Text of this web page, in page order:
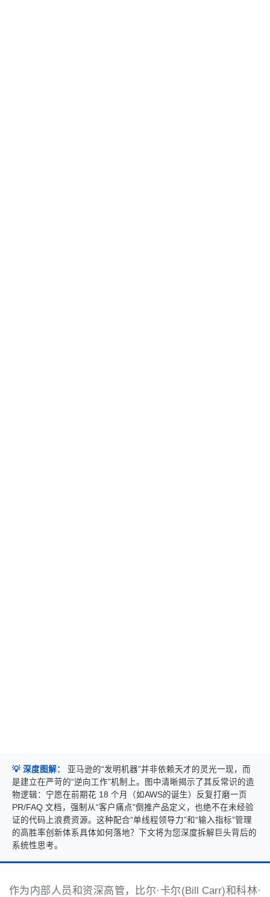
💡 深度图解：
亚马逊的“发明机器”并非依赖天才的灵光一现，而
是建立在严苛的“逆向工作”机制上。图中清晰揭示了其反常识的造
物逻辑：宁愿在前期花 18 个月（如AWS的诞生）反复打磨一页
PR/FAQ 文档，强制从“客户痛点”倒推产品定义，也绝不在未经验
证的代码上浪费资源。这种配合“单线程领导力”和“输入指标”管理
的高胜率创新体系具体如何落地？下文将为您深度拆解巨头背后的
系统性思考。
作为内部人员和资深高管，比尔·卡尔(Bill Carr)和科林·